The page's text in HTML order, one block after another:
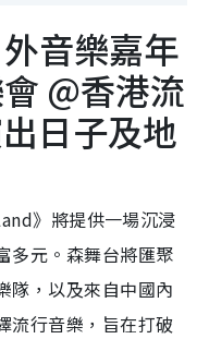
音樂嘉年
@香港流
日子及地
》將提供一場沉浸
多元。森舞台將匯聚
隊，以及來自中國內
流行音樂，旨在打破